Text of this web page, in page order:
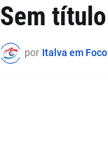
Sem título
por Italva em Foco